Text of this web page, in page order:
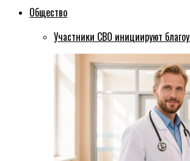
Общество
Участники СВО инициируют